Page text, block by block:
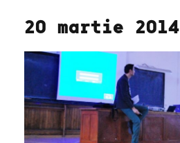
20 martie 2014